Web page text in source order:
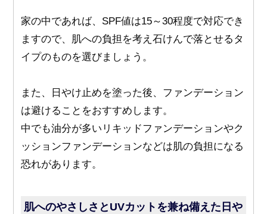
家の中であれば、SPF値は15～30程度で対応でき
ますので、肌への負担を考え石けんで落とせるタ
イプのものを選びましょう。
また、日やけ止めを塗った後、ファンデーション
は避けることをおすすめします。
中でも油分が多いリキッドファンデーションやク
ッションファンデーションなどは肌の負担になる
恐れがあります。
肌へのやさしさとUVカットを兼ね備えた日や